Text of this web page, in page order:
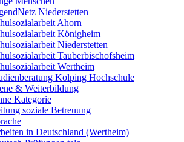
Niederstetten
Ahorn
Königheim
Niederstetten
Tauberbischofsheim
Wertheim
Kolping Hochschule
& Weiterbildung
Kategorie
soziale Betreuung
in Deutschland (Wertheim)